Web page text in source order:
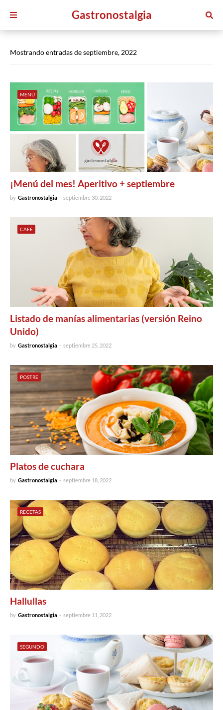
Gastronostalgia
Mostrando entradas de septiembre, 2022
MENÚ
¡Menú del mes! Aperitivo + septiembre
by Gastronostalgia - septiembre 30, 2022
CAFÉ
Listado de manías alimentarias (versión Reino
Unido)
by Gastronostalgia - septiembre 25, 2022
POSTRE
Platos de cuchara
by Gastronostalgia - septiembre 18, 2022
RECETAS
Hallullas
by Gastronostalgia - septiembre 11, 2022
SEGUNDO